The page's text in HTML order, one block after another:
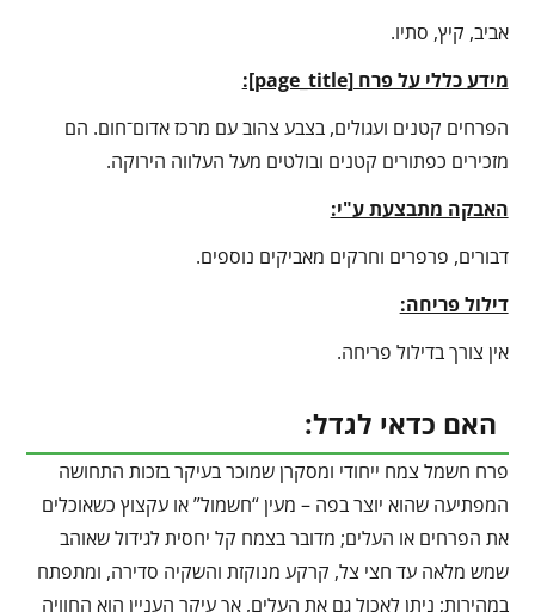
אביב, קיץ, סתיו.
מידע כללי על פרח [page_title
]:
הפרחים קטנים ועגולים, בצבע צהוב עם מרכז אדום־חום. הם
מזכירים כפתורים קטנים ובולטים מעל העלווה הירוקה.
האבקה מתבצעת ע"י:
דבורים, פרפרים וחרקים מאביקים נוספים.
דילול פריחה:
אין צורך בדילול פריחה.
האם כדאי לגדל:
פרח חשמל צמח ייחודי ומסקרן שמוכר בעיקר בזכות התחושה
המפתיעה שהוא יוצר בפה – מעין “חשמול” או עקצוץ כשאוכלים
את הפרחים או העלים; מדובר בצמח קל יחסית לגידול שאוהב
שמש מלאה עד חצי צל, קרקע מנוקזת והשקיה סדירה, ומתפתח
במהירות; ניתן לאכול גם את העלים, אך עיקר העניין הוא החוויה